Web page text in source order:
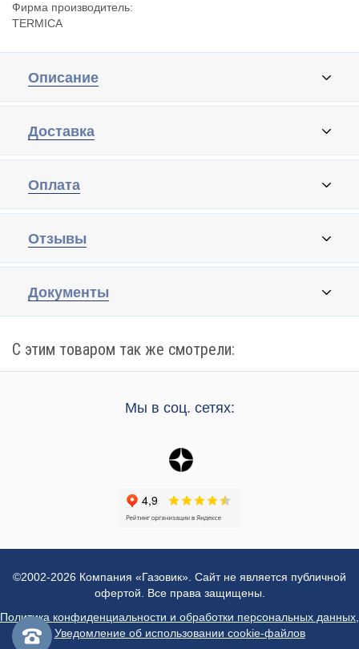
Фирма производитель:
TERMIСA
Описание
Доставка
Оплата
Отзывы
Документы
С этим товаром так же смотрели:
Мы в соц. сетях:
©2002-2026 Компания «Газовик». Сайт не является публичной
офертой. Все права защищены.
Политика конфиденциальности и обработки персональных данных
Уведомление об использовании cookie-файлов